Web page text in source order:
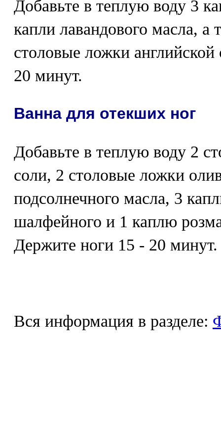
Добавьте в теплую воду 3
капли лавандового масла,
столовые ложки
20 минут.
Ванна для отекших ног
Добавьте в теплую воду 2
соли, 2 столовые ложки
подсолнечного масла, 3
шалфейного и 1 каплю
Держите ноги 15 - 20 минут.
Вся информация в разделе: